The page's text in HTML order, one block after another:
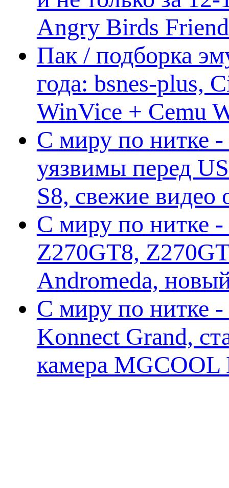
Angry Birds
Пак / подборка
года: bsnes-plus,
WinVice + Cemu
С миру по нитке
уязвимы перед
S8, свежие
С миру по нитке -
Z270GT8,
Andromeda,
С миру по нитке -
Konnect Grand,
камера MGCOOL